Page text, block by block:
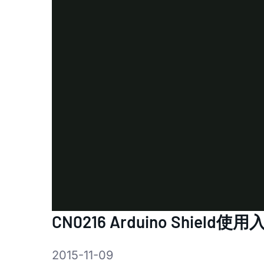
CN0216 Arduino Shield使用
2015-11-09